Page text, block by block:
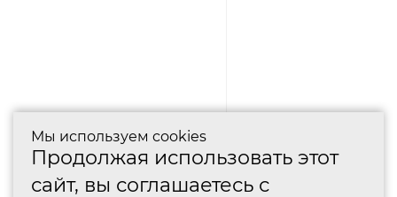
Мы используем cookies
Продолжая использовать этот
сайт, вы соглашаетесь с